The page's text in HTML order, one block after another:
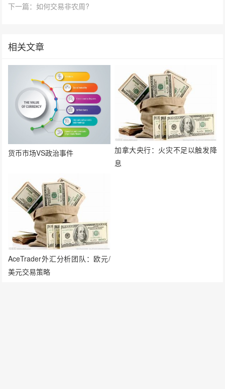
下一篇：如何交易非农周?
相关文章
货币市场VS政治事件
加拿大央行：火灾不足以触发降
息
AceTrader外汇分析团队：欧元/
美元交易策略